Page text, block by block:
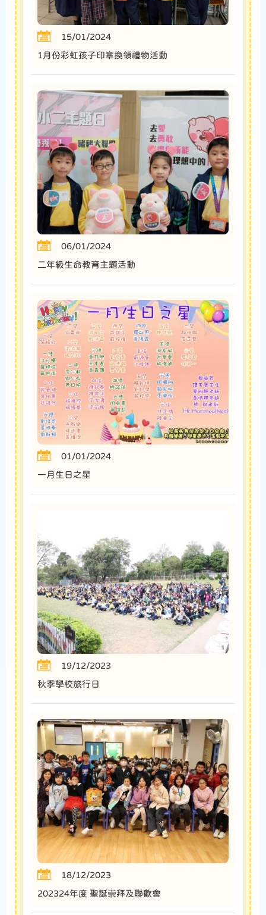
15/01/2024
1月份彩虹孩子印章換領禮物活動
06/01/2024
二年級生命教育主題活動
01/01/2024
一月生日之星
19/12/2023
秋季學校旅行日
18/12/2023
202324年度 聖誕崇拜及聯歡會